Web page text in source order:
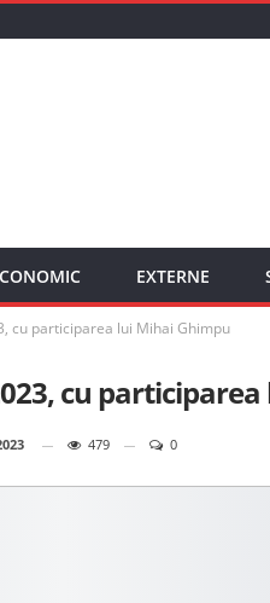
EXTERNE
cu participarea lui Mihai Ghimpu
cu
479 0